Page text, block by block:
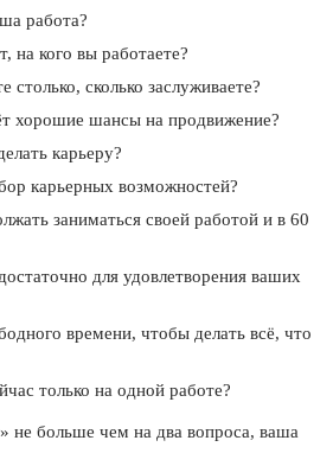
работа?
на кого вы работаете?
столько, сколько заслуживаете?
хорошие шансы на продвижение?
карьеру?
карьерных возможностей?
заниматься своей работой и в 60
для удовлетворения ваших
времени, чтобы делать всё, что
только на одной работе?
не больше чем на два вопроса, ваша